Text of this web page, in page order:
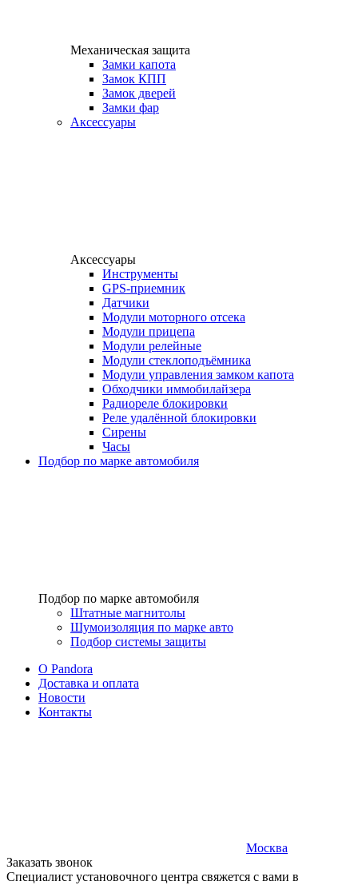
Механическая защита
Замки капота
Замок КПП
Замок дверей
Замки фар
Аксессуары
Аксессуары
Инструменты
GPS-приемник
Датчики
Модули моторного отсека
Модули прицепа
Модули релейные
Модули стеклоподъёмника
Модули управления замком капота
Обходчики иммобилайзера
Радиореле блокировки
Реле удалённой блокировки
Сирены
Часы
Подбор по марке автомобиля
Подбор по марке автомобиля
Штатные магнитолы
Шумоизоляция по марке авто
Подбор системы защиты
O Pandora
Доставка и оплата
Новости
Контакты
Москва
Заказать звонок
Специалист установочного центра свяжется с вами в